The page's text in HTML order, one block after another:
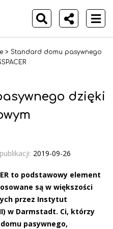
> Standard domu pasywnego
dzięki
2019-09-26
to podstawowy element
są w większości
przez Instytut
w Darmstadt. Ci, którzy
pasywnego,